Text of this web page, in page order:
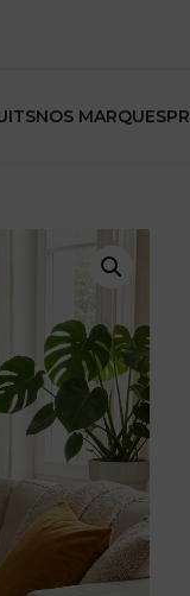
NOS MARQUES